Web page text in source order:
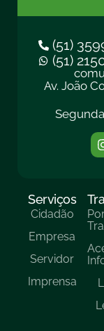
(51)
(51)
Av. João
Serviços
Cidadão
Empresa
Servidor
Imprensa